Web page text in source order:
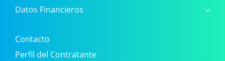
Datos Financieros
Contacto
Perfil del Contratante